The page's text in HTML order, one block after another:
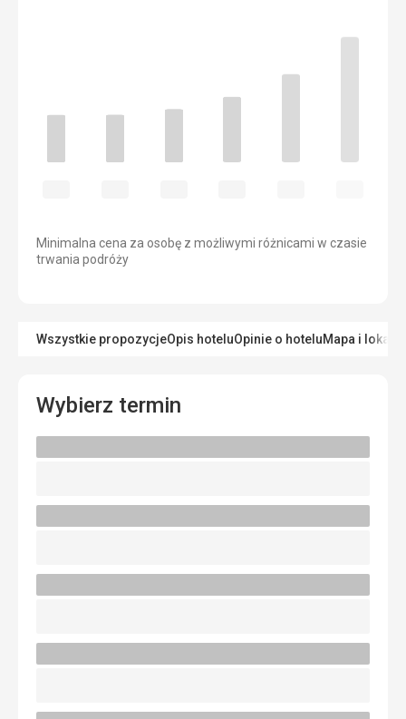
Minimalna cena za osobę z możliwymi różnicami w czasie
trwania podróży
Wszystkie propozycjeOpis hoteluOpinie o hoteluMapa i
Wybierz termin